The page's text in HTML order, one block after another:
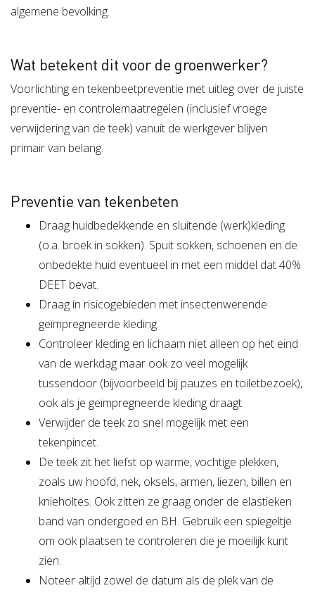
algemene bevolking.
Wat betekent dit voor de groenwerker?
Voorlichting en tekenbeetpreventie met uitleg over de juiste
preventie- en controlemaatregelen (inclusief vroege
verwijdering van de teek) vanuit de werkgever blijven
primair van belang.
Preventie van tekenbeten
Draag huidbedekkende en sluitende (werk)kleding
(o.a. broek in sokken). Spuit sokken, schoenen en de
onbedekte huid eventueel in met een middel dat 40%
DEET bevat.
Draag in risicogebieden met insectenwerende
geïmpregneerde kleding.
Controleer kleding en lichaam niet alleen op het eind
van de werkdag maar ook zo veel mogelijk
tussendoor (bijvoorbeeld bij pauzes en toiletbezoek),
ook als je geïmpregneerde kleding draagt.
Verwijder de teek zo snel mogelijk met een
tekenpincet.
De teek zit het liefst op warme, vochtige plekken,
zoals uw hoofd, nek, oksels, armen, liezen, billen en
knieholtes. Ook zitten ze graag onder de elastieken
band van ondergoed en BH. Gebruik een spiegeltje
om ook plaatsen te controleren die je moeilijk kunt
zien.
Noteer altijd zowel de datum als de plek van de